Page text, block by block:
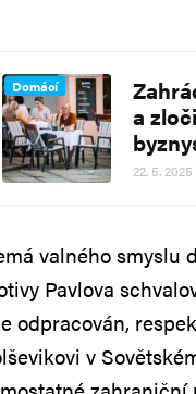
Domácí
a
22. 5. 2025
valného smyslu
Pavlova
odpracován,
v